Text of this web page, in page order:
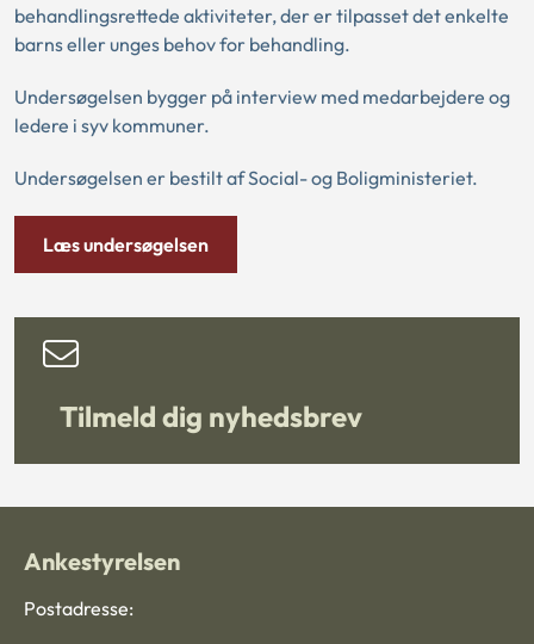
behandlingsrettede aktiviteter, der er tilpasset det enkelte
barns eller unges behov for behandling.
Undersøgelsen bygger på interview med medarbejdere og
ledere i syv kommuner.
Undersøgelsen er bestilt af Social- og Boligministeriet.
Læs undersøgelsen
Tilmeld dig nyhedsbrev
Ankestyrelsen
Postadresse: